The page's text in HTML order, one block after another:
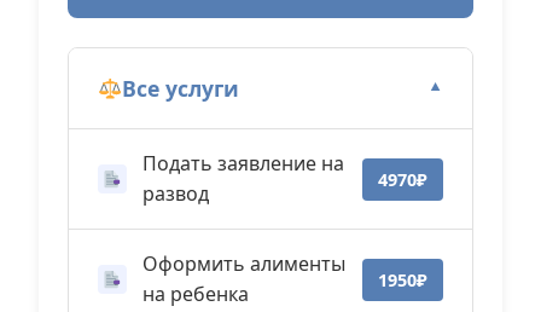
Все услуги ▼
Подать заявление на
развод
4970₽
Оформить алименты
на ребенка
1950₽